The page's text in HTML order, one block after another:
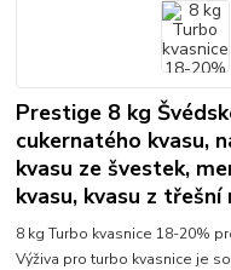
Prestige 8 kg
cukernatého kvasu,
kvasu ze švestek,
kvasu, kvasu z
8 kg Turbo kvasnice 18-20%
Výživa pro turbo kvasnice je